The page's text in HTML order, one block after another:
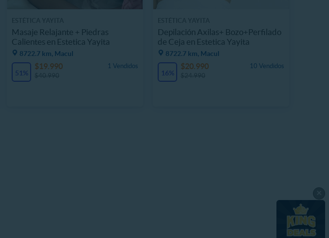
Masaje Relajante + Piedras
Calientes en Estetica Yayita
8722.7 km, Macul
51%
1 Vendidos
$19.990
Depilación Axilas+ Bozo+Perfilado
de Ceja en Estetica Yayita
8722.7 km, Macul
16%
10 Vendidos
$20.990